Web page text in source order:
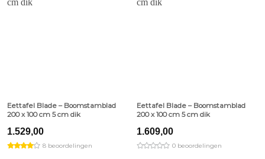
Eettafel Blade – Boomstamblad
200 x 100 cm 5 cm dik
1.529,00
8 beoordelingen
Eettafel Blade – Boomstamblad
200 x 100 cm 5 cm dik
1.609,00
0 beoordelingen